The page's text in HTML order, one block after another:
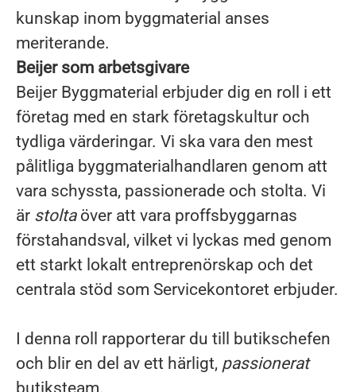
kunskap inom byggmaterial anses
meriterande.
Beijer som arbetsgivare
Beijer Byggmaterial erbjuder dig en roll i ett
företag med en stark företagskultur och
tydliga värderingar. Vi ska vara den mest
pålitliga byggmaterialhandlaren genom att
vara schyssta, passionerade och stolta. Vi
är stolta över att vara proffsbyggarnas
förstahandsval, vilket vi lyckas med genom
ett starkt lokalt entreprenörskap och det
centrala stöd som Servicekontoret erbjuder.
I denna roll rapporterar du till butikschefen
och blir en del av ett härligt, passionerat
butiksteam.